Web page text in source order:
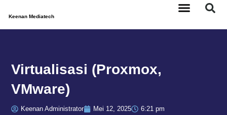
konten
Keenan Mediatech
Virtualisasi (Proxmox,
VMware)
Keenan Administrator Mei 12, 2025 6:21 pm